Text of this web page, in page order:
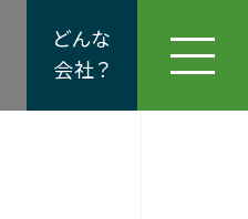
どんな
会社？